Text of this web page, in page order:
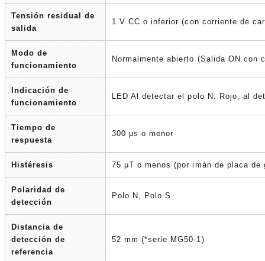
Tensión residual de
salida
1 V CC o inferior (con corriente de
Modo de
funcionamiento
Normalmente abierto (Salida ON con
Indicación de
funcionamiento
LED Al detectar el polo N: Rojo, al
Tiempo de
respuesta
300 μs o menor
Histéresis 75 μT o menos (por imán de placa
Polaridad de
detección
Polo N, Polo S
Distancia de
detección de
referencia
52 mm (*serie MG50-1)